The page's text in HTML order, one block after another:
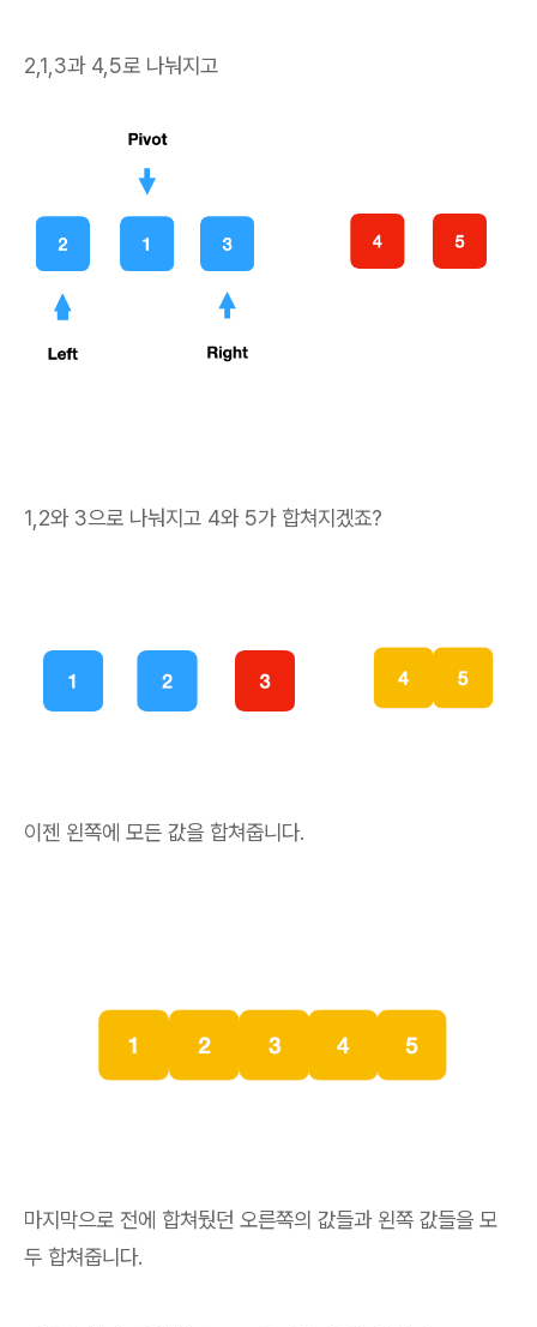
2,1,3과 4,5로 나눠지고
1,2와 3으로 나눠지고 4와 5가 합쳐지겠죠?
이젠 왼쪽에 모든 값을 합쳐줍니다.
마지막으로 전에 합쳐뒀던 오른쪽의 값들과 왼쪽 값들을 모
두 합쳐줍니다.